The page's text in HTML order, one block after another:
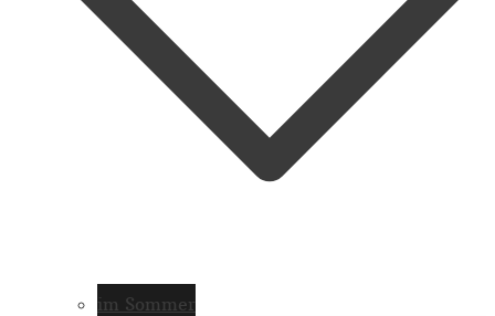
im Sommer